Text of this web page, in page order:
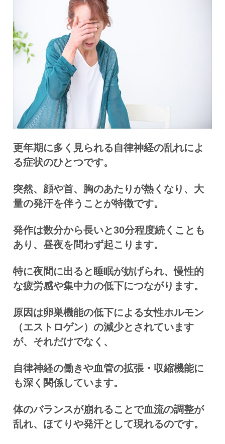
更年期に多く見られる自律神経の乱れによ
る症状のひとつです。
突然、顔や首、胸のあたりが熱くなり、大
量の発汗を伴うことが特徴です。
発作は数分から長いと30分程度続くことも
あり、昼夜を問わず起こります。
特に夜間に出ると睡眠が妨げられ、慢性的
な疲労感や集中力の低下につながります。
原因は卵巣機能の低下による女性ホルモン
（エストロゲン）の減少とされています
が、それだけでなく、
自律神経の働きや血管の拡張・収縮機能に
も深く関係しています。
体のバランスが崩れることで血流の調整が
乱れ、ほてりや発汗として現れるのです。